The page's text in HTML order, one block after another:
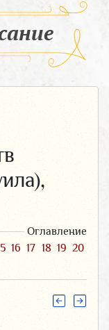
Оглавление
16 17 18 19 20